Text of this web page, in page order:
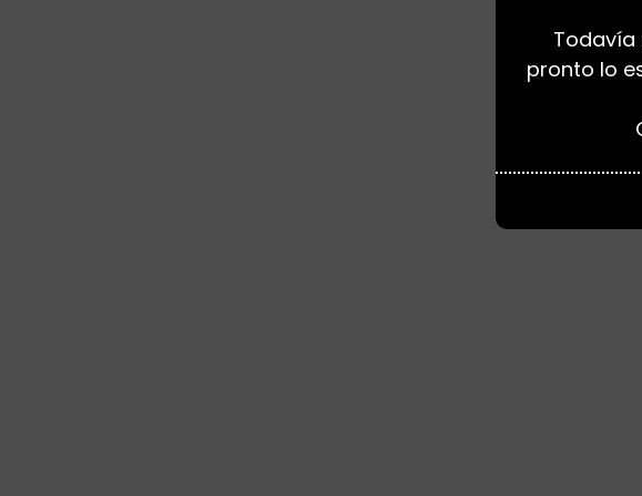
pronto lo